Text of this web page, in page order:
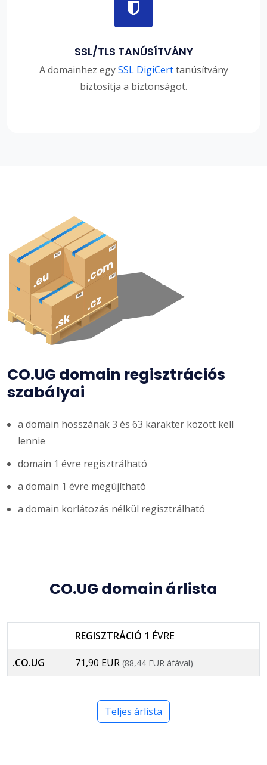
SSL/TLS TANÚSÍTVÁNY
A domainhez egySSL DigiCerttanúsítvány
biztosítja a biztonságot.
CO.UG domain regisztrációs
szabályai
a domain hosszának 3 és 63 karakter között kell
lennie
domain 1 évre regisztrálható
a domain 1 évre megújítható
a domain korlátozás nélkül regisztrálható
CO.UG domain árlista
REGISZTRÁCIÓ 1 ÉVRE
.CO.UG 71,90 EUR (88,44 EUR áfával)
Teljes árlista